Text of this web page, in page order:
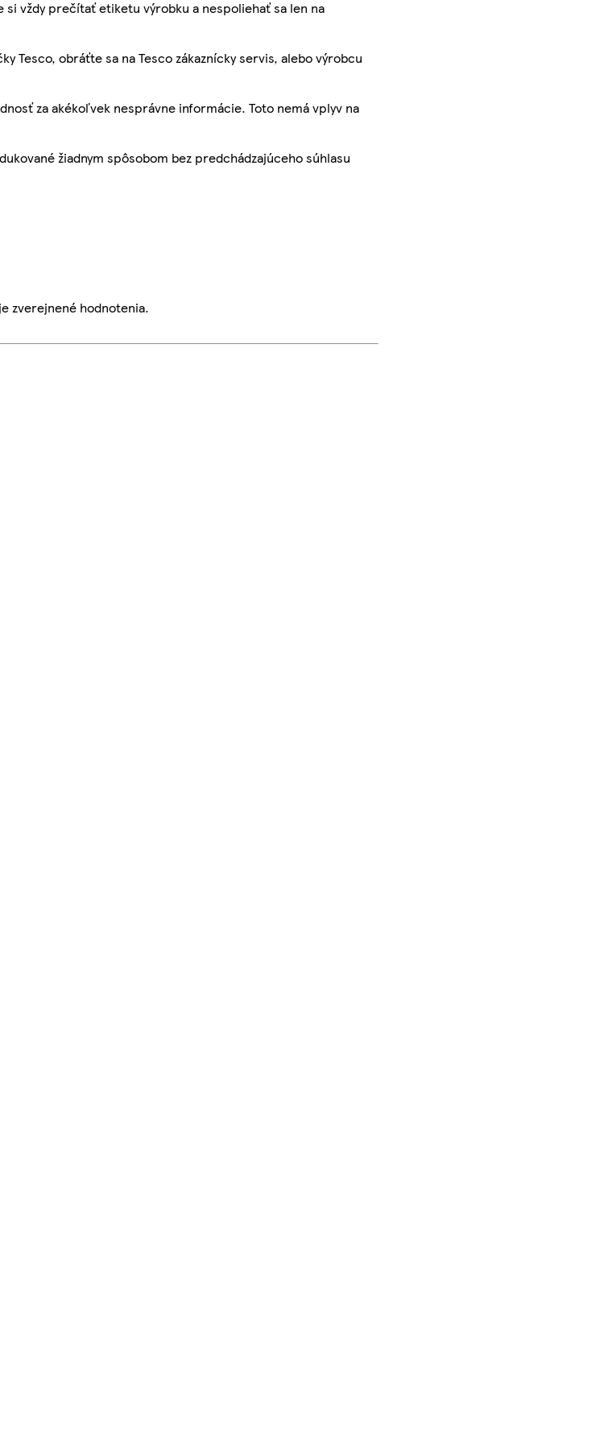
si vždy prečítať etiketu výrobku a nespoliehať sa len na
Tesco, obráťte sa na Tesco zákaznícky servis, alebo výrobcu
za akékoľvek nesprávne informácie. Toto nemá vplyv na
žiadnym spôsobom bez predchádzajúceho súhlasu
zverejnené hodnotenia.